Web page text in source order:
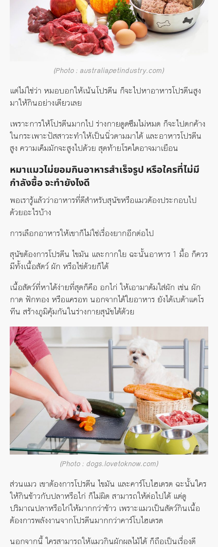
(Photo : australiapetindustry.com)
แต่ไม่ใช่ว่า หมอบอกให้เน้นโปรตีน ก็จะไปหาอาหารโปรตีนสูง
มาให้กินอย่างเดียวเลย
เพราะการให้โปรตีนมากไป ร่างกายดูดซึมไม่หมด ก็จะไปตกค้าง
ในกระเพาะปัสสาวะทำให้เป็นนิ่วตามมาได้ และอาหารโปรตีน
สูง ความเค็มมักจะสูงไปด้วย สุดท้ายโรคไตอาจมาเยือน
หมาแมวไม่ยอมกินอาหารสำเร็จรูป หรือใครที่ไม่มี
กำลังซื้อ จะทำยังไงดี
พอเรารู้แล้วว่าอาหารที่ดีสำหรับสุนัขหรือแมวต้องประกอบไป
ด้วยอะไรบ้าง
การเลือกอาหารให้เขาก็ไม่ใช่เรื่องยากอีกต่อไป
สุนัขต้องการโปรตีน ไขมัน และกากใย ฉะนั้นอาหาร 1 มื้อ ก็ควร
มีทั้งเนื้อสัตว์ ผัก หรือไข่ด้วยก็ได้
เนื้อสัตว์ที่หาได้ง่ายที่สุดก็คือ อกไก่ ให้เอามาต้มใส่ผัก เช่น ผัก
กาด ฟักทอง หรือแครอท นอกจากได้ใยอาหาร ยังได้เบต้าแคโร
ทีน สร้างภูมิคุ้มกันในร่างกายสุนัขได้ด้วย
(Photo : dogs.lovetoknow.com)
ส่วนแมว เขาต้องการโปรตีน ไขมัน และคาร์โบไฮเดรต ฉะนั้นใคร
ให้กินข้าวกับปลาหรือไก่ ก็ไม่ผิด สามารถให้ต่อไปได้ แต่ดู
ปริมาณปลาหรือไก่ให้มากกว่าข้าว เพราะแมวเป็นสัตว์กินเนื้อ
ต้องการพลังงานจากโปรตีนมากกว่าคาร์โบไฮเดรต
นอกจากนี้ ใครสามารถให้แมวกินผักผลไม้ได้ ก็ถือเป็นเรื่องดี